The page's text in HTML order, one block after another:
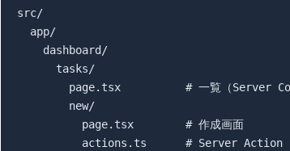
src/
  app/
    dashboard/
      tasks/
page.tsx          # 一覧（Server
        new/
          page.tsx        # 作成画面
          actions.ts      # Server Action